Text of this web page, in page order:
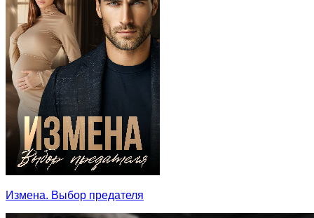
Измена. Выбор предателя